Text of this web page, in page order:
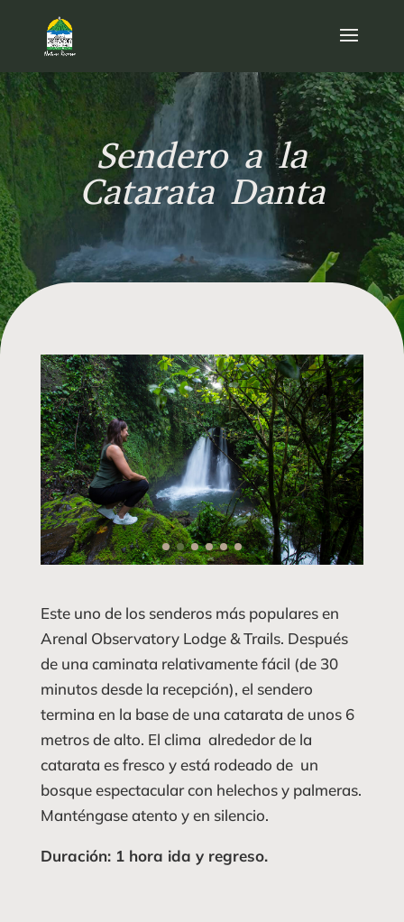
Sendero a la
Catarata Danta
Este uno de los senderos más populares en
Arenal Observatory Lodge & Trails. Después
de una caminata relativamente fácil (de 30
minutos desde la recepción), el sendero
termina en la base de una catarata de unos 6
metros de alto. El clima alrededor de la
catarata es fresco y está rodeado de un
bosque espectacular con helechos y palmeras.
Manténgase atento y en silencio.
Duración: 1 hora ida y regreso.